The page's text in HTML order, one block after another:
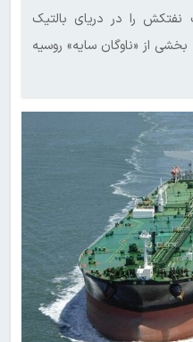
را در دریای بالتیک
از «ناوگان سایه» روسیه